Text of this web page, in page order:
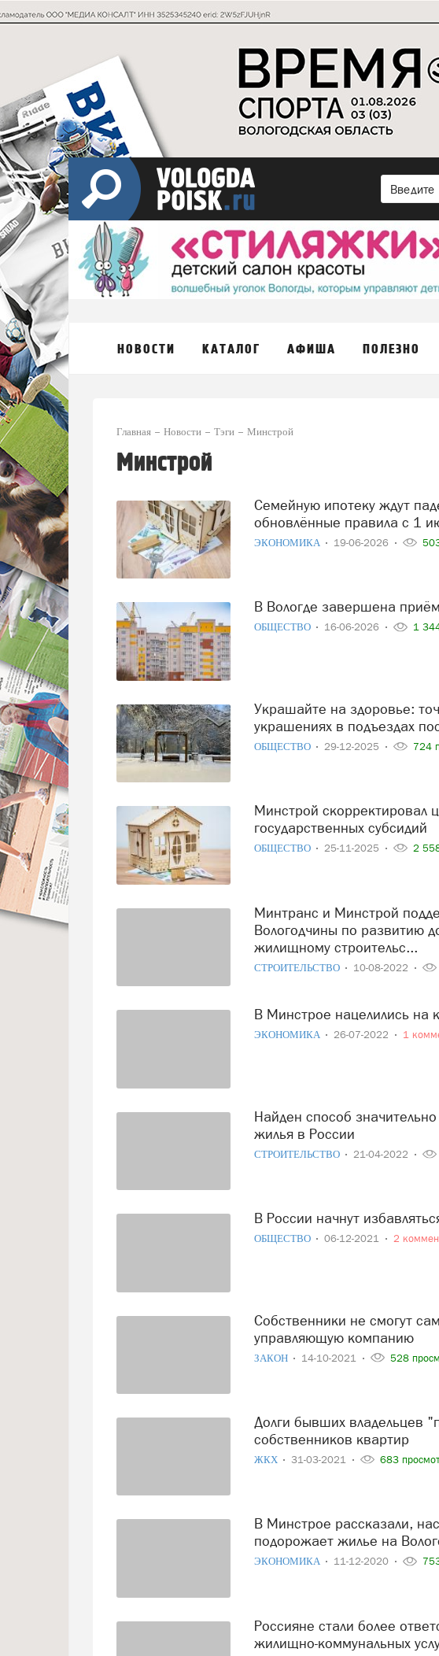
НОВОСТИ КАТАЛОГ АФИША ПОЛЕЗНО
Главная Новости Тэги Минстрой
Минстрой
Семейную ипотеку ждут падения: Минстрой анонсировал
обновлённые правила с 1
ЭКОНОМИКА 19-06-2026
В Вологде завершена
ОБЩЕСТВО 16-06-2026 1
Украшайте на здоровье: точку в споре о новогодних
украшениях в подъездах
ОБЩЕСТВО 29-12-2025 724
Минстрой скорректировал цены на жилье для
государственных субсидий
ОБЩЕСТВО 25-11-2025 2
Минтранс и Минстрой поддержали инициативы
Вологодчины по развитию
жилищному строительс...
СТРОИТЕЛЬСТВО 10-08-2022
В Минстрое нацелились на
ЭКОНОМИКА 26-07-2022 1
Найден способ значительно снизить стоимость нового
жилья в России
СТРОИТЕЛЬСТВО 21-04-2022
В России начнут
ОБЩЕСТВО 06-12-2021 2
Собственники не смогут самостоятельно выбирать
управляющую компанию
ЗАКОН 14-10-2021 528
Долги бывших владельцев "повесят" на новых
собственников квартир
ЖКХ 31-03-2021 683
В Минстрое рассказали, насколько в 2021 году
подорожает жилье на
ЭКОНОМИКА 11-12-2020
Россияне стали более ответственно относиться к оплате
жилищно-коммунальных